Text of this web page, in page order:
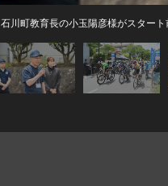
石川町教育長の小玉陽彦様がスター